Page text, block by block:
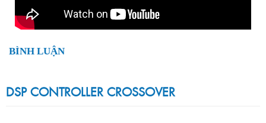
BÌNH LUẬN
DSP CONTROLLER CROSSOVER